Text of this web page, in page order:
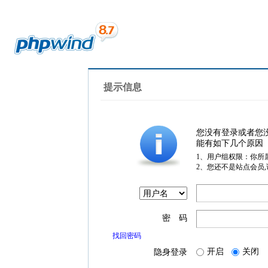
提示信息
您没有登录或者您
能有如下几个原因
1、用户组权限：你所
2、您还不是站点会员
密 码
找回密码
隐身登录 开启 关闭